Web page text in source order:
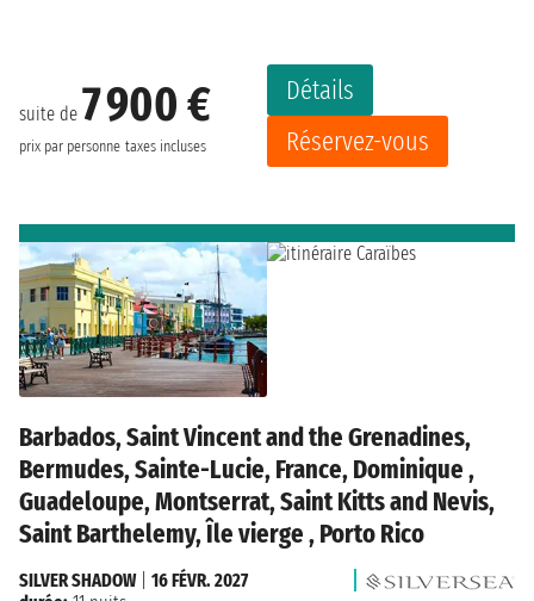
suite de 7 900 €
prix par personne taxes incluses
Détails
Réservez-vous
Barbados, Saint Vincent and the Grenadines,
Bermudes, Sainte-Lucie, France, Dominique ,
Guadeloupe, Montserrat, Saint Kitts and Nevis,
Saint Barthelemy, Île vierge , Porto Rico
SILVER SHADOW| 16 FÉVR. 2027